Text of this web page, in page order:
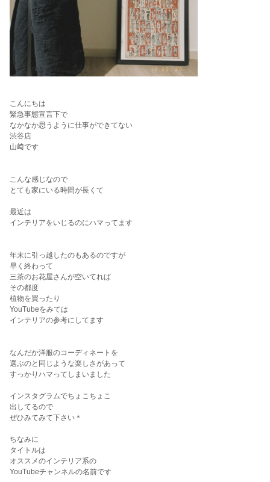
こんにちは
緊急事態宣言下で
なかなか思うように仕事ができてない
渋谷店
山﨑です
こんな感じなので
とても家にいる時間が長くて
最近は
インテリアをいじるのにハマってます
年末に引っ越したのもあるのですが
早く終わって
三茶のお花屋さんが空いてれば
その都度
植物を買ったり
YouTubeをみては
インテリアの参考にしてます
なんだか洋服のコーディネートを
選ぶのと同じような楽しさがあって
すっかりハマってしまいました
インスタグラムでちょこちょこ
出してるので
ぜひみてみて下さい＊
ちなみに
タイトルは
オススメのインテリア系の
YouTubeチャンネルの名前です